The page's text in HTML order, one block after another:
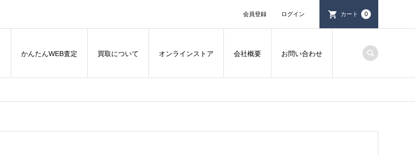
会員登録 ログイン カート 0
かんたんWEB査定 買取について オンラインストア 会社概要 お問い合わせ